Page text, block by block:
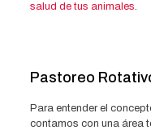
salud de tus animales.
Pastoreo
Para entender el
contamos con una área